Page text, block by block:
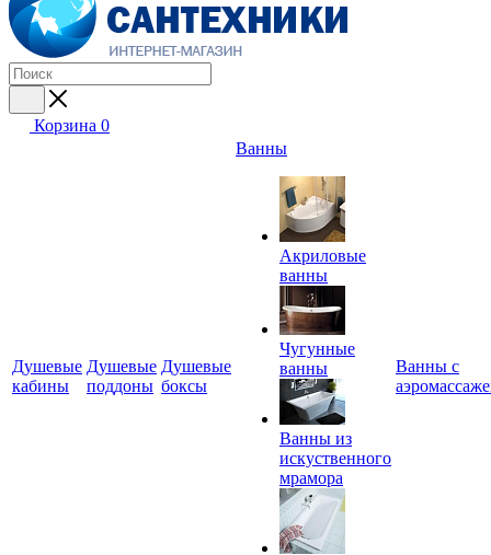
Корзина 0
Душевые
кабины
Душевые
поддоны
Душевые
боксы
Ванны
Акриловые
ванны
Чугунные
ванны
Ванны из
искуственного
мрамора
Ванны с